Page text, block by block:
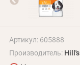
Артикул: 605888
Производитель: Hill's